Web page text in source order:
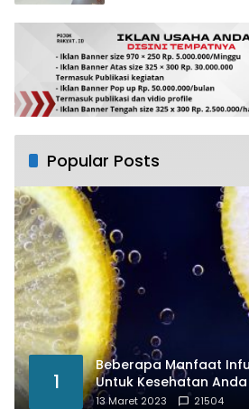
Popular Posts
1
Beberapa Manfaat
Untuk Kesehatan Anda
13 Maret 2023 21504